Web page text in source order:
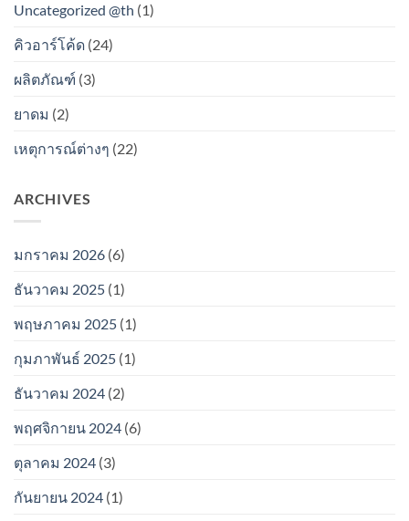
Uncategorized @th (1)
คิวอาร์โค้ด (24)
ผลิตภัณฑ์ (3)
ยาดม (2)
เหตุการณ์ต่างๆ (22)
ARCHIVES
มกราคม 2026 (6)
ธันวาคม 2025 (1)
พฤษภาคม 2025 (1)
กุมภาพันธ์ 2025 (1)
ธันวาคม 2024 (2)
พฤศจิกายน 2024 (6)
ตุลาคม 2024 (3)
กันยายน 2024 (1)